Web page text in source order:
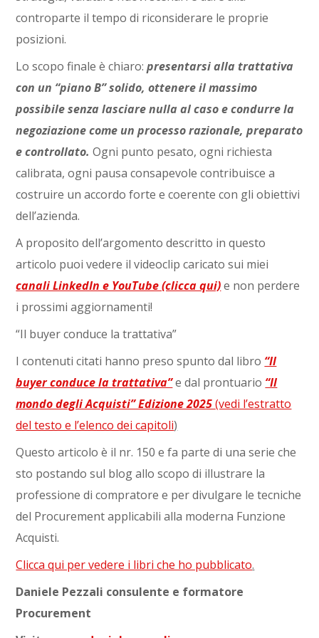
controparte il tempo di riconsiderare le proprie
posizioni.
Lo scopo finale è chiaro:presentarsi alla trattativa
con un “piano B” solido, ottenere il massimo
possibile senza lasciare nulla al caso e condurre la
negoziazione come un processo razionale, preparato
e controllato.Ogni punto pesato, ogni richiesta
calibrata, ogni pausa consapevole contribuisce a
costruire un accordo forte e coerente con gli obiettivi
dell’azienda.
A proposito dell’argomento descritto in questo
articolo puoi vedere il videoclip caricato sui miei
canali LinkedIn e YouTube (clicca qui)e non perdere
i prossimi aggiornamenti!
“Il buyer conduce la trattativa”
I contenuti citati hanno preso spunto dal libro “Il
buyer conduce la trattativa”e dal prontuario “Il
mondo degli Acquisti” Edizione 2025(vedi l’estratto
del testo e l’elenco dei capitoli)
Questo articolo è il nr. 150 e fa parte di una serie che
sto postando sul blog allo scopo di illustrare la
professione di compratore e per divulgare le tecniche
del Procurement applicabili alla moderna Funzione
Acquisti.
Clicca qui per vedere i libri che ho pubblicato.
Daniele Pezzali consulente e formatore
Procurement